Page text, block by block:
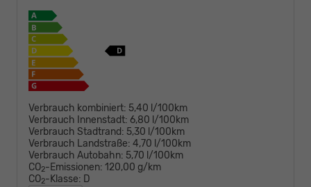
Verbrauch kombiniert: 5,40 l/100km
Verbrauch Innenstadt: 6,80 l/100km
Verbrauch Stadtrand: 5,30 l/100km
Verbrauch Landstraße: 4,70 l/100km
Verbrauch Autobahn: 5,70 l/100km
CO2-Emissionen: 120,00 g/km
CO2-Klasse: D